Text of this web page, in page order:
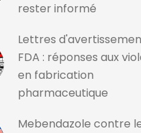
rester informé
Lettres
FDA : réponses aux
en fabrication
pharmaceutique
Mebendazole contre